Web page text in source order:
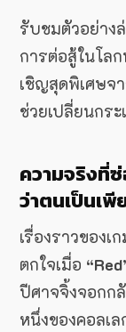
รับชมตัวอย่าง
การต่อสู้ในโล
เชิญสุดพิเศษจ
ช่วยเปลี่ยนกร
ความจริงที่
ว่าตนเป็นเพี
เรื่องราวของ
ตกใจเมื่อ
ปีศาจจิ้งจอกก
หนึ่งของคอลเ